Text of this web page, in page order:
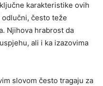
karakteristike ovih
odlučni, često teže
Njihova hrabrost da
ali i ka izazovima
slovom često tragaju za